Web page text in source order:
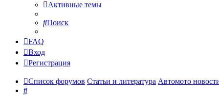
Активные темы
Поиск
FAQ
Вход
Регистрация
Список форумов Статьи и литература Автомото
Поиск